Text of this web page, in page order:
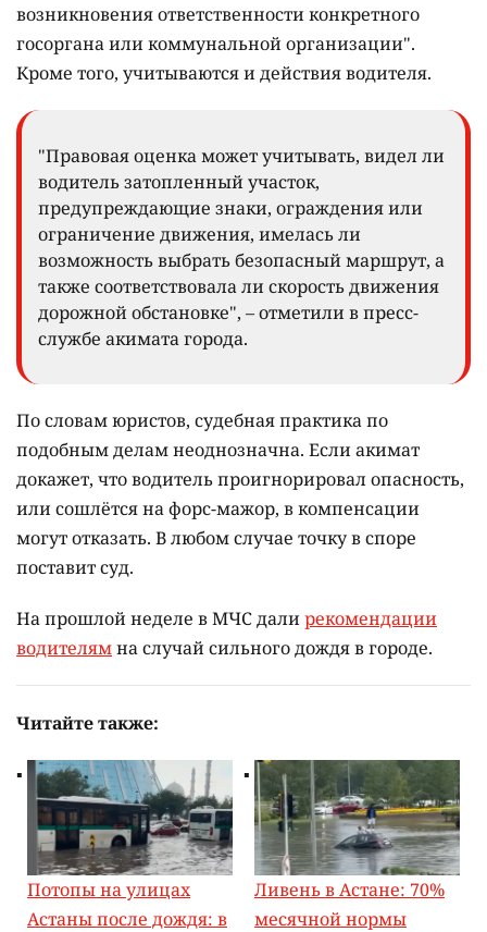
возникновения ответственности конкретного
госоргана или коммунальной организации".
Кроме того, учитываются и действия водителя.
"Правовая оценка может учитывать, видел ли
водитель затопленный участок,
предупреждающие знаки, ограждения или
ограничение движения, имелась ли
возможность выбрать безопасный маршрут, а
также соответствовала ли скорость движения
дорожной обстановке", – отметили в пресс-
службе акимата города.
По словам юристов, судебная практика по
подобным делам неоднозначна. Если акимат
докажет, что водитель проигнорировал опасность,
или сошлётся на форс-мажор, в компенсации
могут отказать. В любом случае точку в споре
поставит суд.
На прошлой неделе в МЧС далирекомендации
водителямна случай сильного дождя в городе.
Читайте также:
Потопы на улицах
Астаны после дождя: в
Ливень в Астане: 70%
месячной нормы